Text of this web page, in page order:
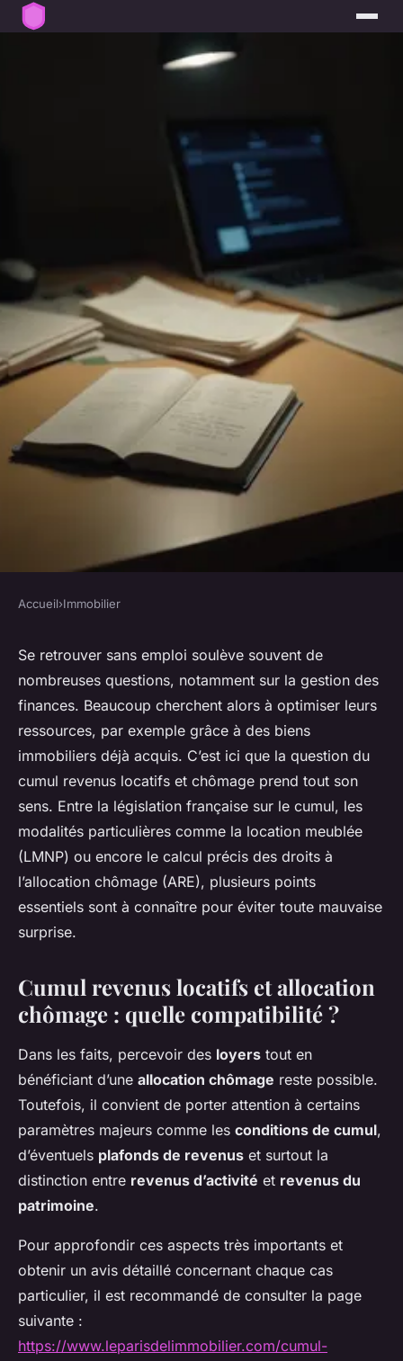
Chômage et revenus locatifs :
ce qu'il faut savoir sur le
cumul en france
Louise•19 janvier 2026•6 min de lecture
Accueil›Immobilier
Se retrouver sans emploi soulève souvent de
nombreuses questions, notamment sur la gestion des
finances. Beaucoup cherchent alors à optimiser leurs
ressources, par exemple grâce à des biens
immobiliers déjà acquis. C’est ici que la question du
cumul revenus locatifs et chômage prend tout son
sens. Entre la législation française sur le cumul, les
modalités particulières comme la location meublée
(LMNP) ou encore le calcul précis des droits à
l’allocation chômage (ARE), plusieurs points
essentiels sont à connaître pour éviter toute mauvaise
surprise.
Cumul revenus locatifs et allocation
chômage : quelle compatibilité ?
Dans les faits, percevoir des loyers tout en
bénéficiant d’une allocation chômage reste possible.
Toutefois, il convient de porter attention à certains
paramètres majeurs comme les conditions de cumul,
d’éventuels plafonds de revenus et surtout la
distinction entre revenus d’activité et revenus du
patrimoine.
Pour approfondir ces aspects très importants et
obtenir un avis détaillé concernant chaque cas
particulier, il est recommandé de consulter la page
suivante :
https://www.leparisdelimmobilier.com/cumul-